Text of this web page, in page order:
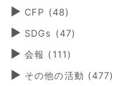
CFP (48)
SDGs (47)
会報 (111)
その他の活動 (477)